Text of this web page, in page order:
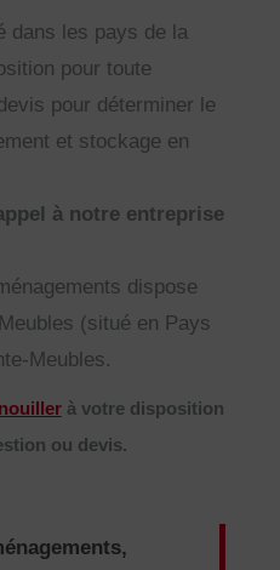
dans les pays de la
pour toute
pour déterminer le
et stockage en
à notre entreprise
dispose
(situé en Pays
Meubles.
à votre disposition
ou devis.